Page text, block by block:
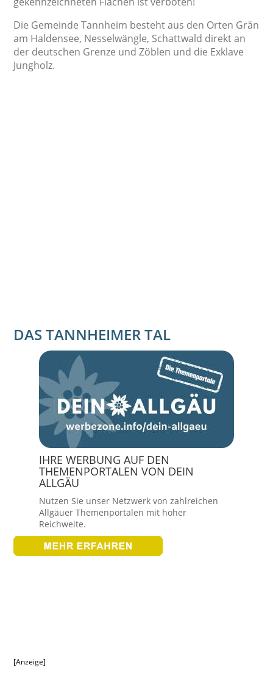
Die Gemeinde Tannheim besteht aus den Orten Grän
am Haldensee, Nesselwängle, Schattwald direkt an
der deutschen Grenze und Zöblen und die Exklave
Jungholz.
DAS TANNHEIMER TAL
IHRE WERBUNG AUF DEN
THEMENPORTALEN VON DEIN
ALLGÄU
Nutzen Sie unser Netzwerk von zahlreichen
Allgäuer Themenportalen mit hoher
Reichweite.
[Anzeige]